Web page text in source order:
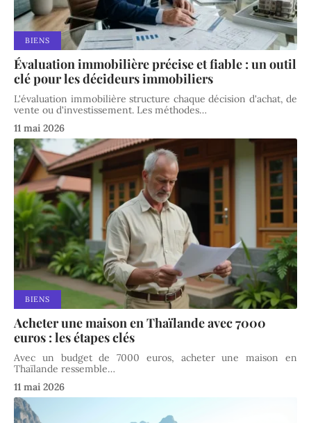
BIENS
Évaluation immobilière précise et fiable : un outil
clé pour les décideurs immobiliers
L'évaluation immobilière structure chaque décision d'achat, de
vente ou d'investissement. Les méthodes…
11 mai 2026
BIENS
Acheter une maison en Thaïlande avec 7000
euros : les étapes clés
Avec un budget de 7000 euros, acheter une maison en
Thaïlande ressemble…
11 mai 2026